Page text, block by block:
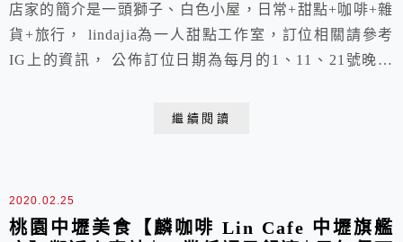
店家的簡介是一頭獅子、白色小屋，日常+甜點+咖啡+雜
貨+旅行， lindajia為一人甜點工作室，訂位相關請參考
IG上的資訊， 公佈訂位日期為每月的1、11、21號晚間
繼續閱讀
2020.02.25
桃園中壢美食【麟咖啡 Lin Cafe 中壢旗艦